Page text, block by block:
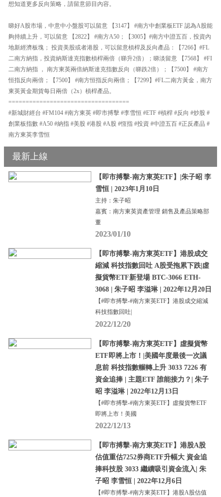
想知道更多反向策略，請留意節目內容。
睇好A股市場，中意中小盤股可以留意 【3147】 #南方中創業板ETF 認為A股能
夠持續上升，可以留意 【2822】 #南方A50；【3005】#南方中證五百，投資內
地新經濟板塊； 投資美股或者港股，可以留意槓桿及反向產品：【7266】#FL
二南方納指，投資納斯達克指數槓桿兩倍（睇升2倍）；睇淡留意 【7568】 #FI
二南方納指 ， 南方東英兩倍納斯達克指數反向（睇跌2倍）；【7500】 #南方
恒指反向兩倍；【7500】 #南方恒指反向兩倍；【7299】#FL二南方黃金，南方
東英黃金期貨每日兩倍（2x）槓桿產品。
===================================
#新城財經台 #FM104 #南方東英 #即市搏擊 #李雪恒 #ETF #槓桿 #反向 #炒股 #
創業板指數 #A50 #納指 #美股 #港股 #A股 #恆指 #投資 #中證五百 #正反產品 #
南方東英李雪恒
最新上線
【即市搏擊-南方東英ETF】|朱子昭 李
雪恒 | 2023年1月10日
主持：朱子昭
嘉賓：南方東英資產管理 銷售及產品策略部
董
2023/01/10
【即市搏擊-南方東英ETF】港股成交
縮減 科技指數回吐 A股受拖累下跌|虛
擬貨幣ETF新登場 BTC-3066 ETH-
3068 | 朱子昭 李溢琳 | 2022年12月20日
【#即市搏擊-#南方東英ETF】港股成交縮減
科技指數回吐|
2022/12/20
【即市搏擊-南方東英ETF】虛擬貨幣
ETF即將上市！|美國年度最後一次議
息前 科技指數輾轉上升 3033 7226 有
資金追捧 | 主題ETF 誰能接力？| 朱子
昭 李溢琳 | 2022年12月13日
【#即市搏擊-#南方東英ETF】虛擬貨幣ETF
即將上市！美國
2022/12/13
【即市搏擊-南方東英ETF】港股A股
估值重估7252券商ETF升幅大 資金追
捧科技股 3033 繼續吸引資金流入| 朱
子昭 李雪恒 | 2022年12月6日
【#即市搏擊-#南方東英ETF】港股A股估值